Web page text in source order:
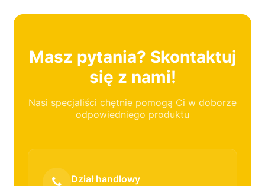
Masz pytania? Skontaktuj
się z nami!
Nasi specjaliści chętnie pomogą Ci w doborze
odpowiedniego produktu
Dział handlowy